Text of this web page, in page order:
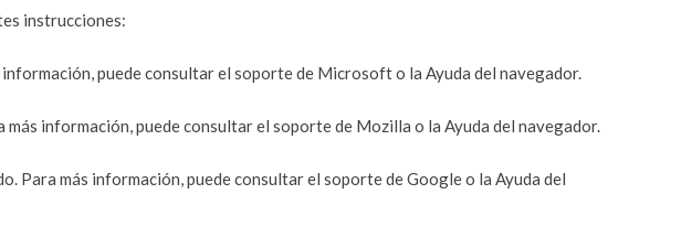
instrucciones:
puede consultar el soporte de Microsoft o la Ayuda del navegador.
información, puede consultar el soporte de Mozilla o la Ayuda del navegador.
más información, puede consultar el soporte de Google o la Ayuda del